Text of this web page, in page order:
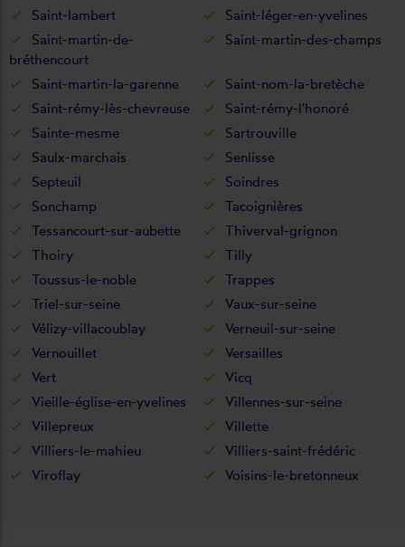
Saint-lambert
Saint-léger-en-yvelines
Saint-martin-de-
bréthencourt
Saint-martin-des-champs
Saint-martin-la-garenne
Saint-nom-la-bretèche
Saint-rémy-lès-chevreuse
Saint-rémy-l'honoré
Sainte-mesme
Sartrouville
Saulx-marchais
Senlisse
Septeuil
Soindres
Sonchamp
Tacoignières
Tessancourt-sur-aubette
Thiverval-grignon
Thoiry
Tilly
Toussus-le-noble
Trappes
Triel-sur-seine
Vaux-sur-seine
Vélizy-villacoublay
Verneuil-sur-seine
Vernouillet
Versailles
Vert
Vicq
Vieille-église-en-yvelines
Villennes-sur-seine
Villepreux
Villette
Villiers-le-mahieu
Villiers-saint-frédéric
Viroflay
Voisins-le-bretonneux